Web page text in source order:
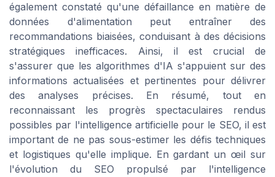
également constaté qu'une défaillance en matière de
données d'alimentation peut entraîner des
recommandations biaisées, conduisant à des décisions
stratégiques inefficaces. Ainsi, il est crucial de
s'assurer que les algorithmes d'IA s'appuient sur des
informations actualisées et pertinentes pour délivrer
des analyses précises. En résumé, tout en
reconnaissant les progrès spectaculaires rendus
possibles par l'intelligence artificielle pour le SEO, il est
important de ne pas sous-estimer les défis techniques
et logistiques qu'elle implique. En gardant un œil sur
l'évolution du SEO propulsé par l'intelligence